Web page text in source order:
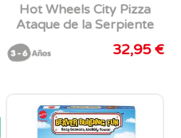
Hot Wheels City Pizza
Ataque de la Serpiente
Pista con 1 Vehículo a
Escala 1:6432,95 €